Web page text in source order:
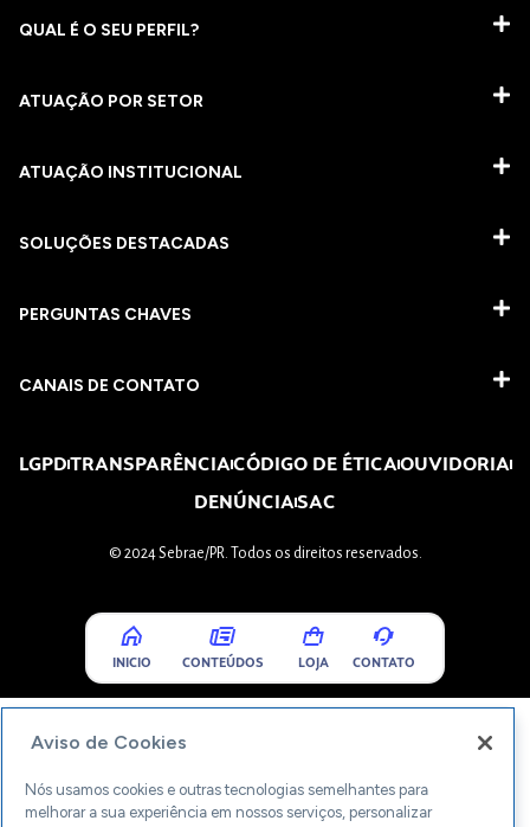
QUAL É O SEU PERFIL?
ATUAÇÃO POR SETOR
ATUAÇÃO INSTITUCIONAL
SOLUÇÕES DESTACADAS
PERGUNTAS CHAVES​
CANAIS DE CONTATO
LGPDTRANSPARÊNCIACÓDIGO DE ÉTICAOUVIDORIA
DENÚNCIASAC
© 2024 Sebrae/PR. Todos os direitos reservados.
INICIO CONTEÚDOS LOJA CONTATO
Aviso de Cookies
Nós usamos cookies e outras tecnologias semelhantes para
melhorar a sua experiência em nossos serviços, personalizar